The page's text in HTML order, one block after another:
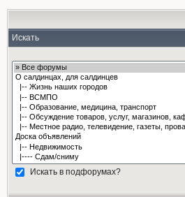
Искать
Искать в подфорумах?